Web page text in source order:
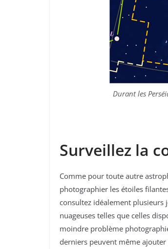
Durant les
Surveillez la
Comme pour toute autre
photographier les étoiles
consultez idéalement plusieurs
nuageuses telles que celles
moindre problème
derniers peuvent même